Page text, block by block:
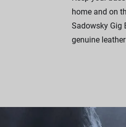
home and on
Sadowsky Gig
genuine